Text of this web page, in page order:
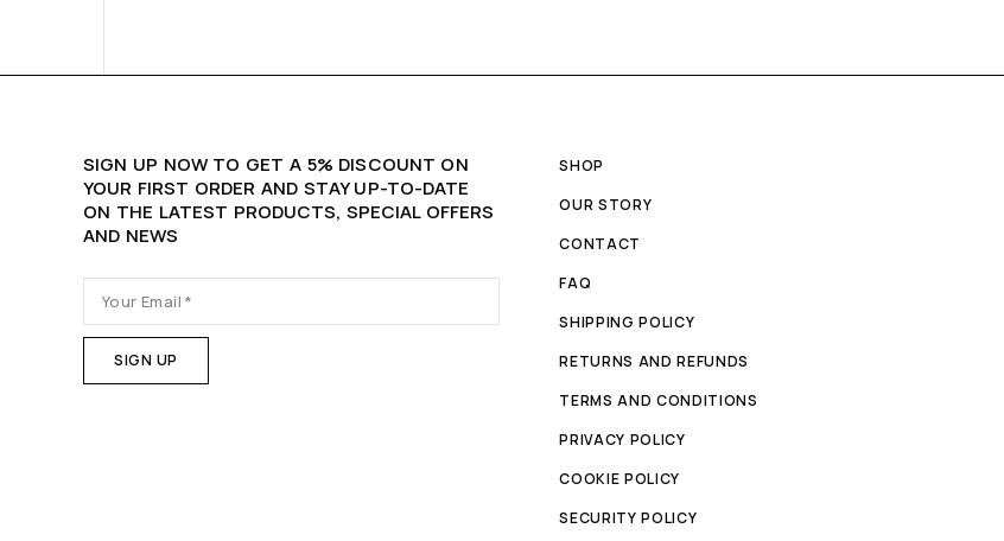
SIGN UP NOW TO GET A 5% DISCOUNT ON
YOUR FIRST ORDER AND STAY UP-TO-DATE
ON THE LATEST PRODUCTS, SPECIAL OFFERS
AND NEWS
SHOP
OUR STORY
CONTACT
FAQ
SHIPPING POLICY
RETURNS AND REFUNDS
TERMS AND CONDITIONS
PRIVACY POLICY
COOKIE POLICY
SECURITY POLICY